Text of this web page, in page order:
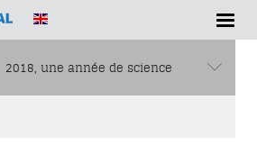
2018, une année de science